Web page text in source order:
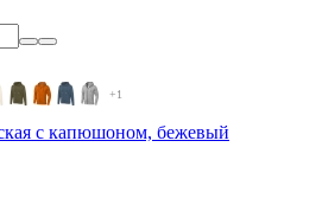
+1
с капюшоном, бежевый